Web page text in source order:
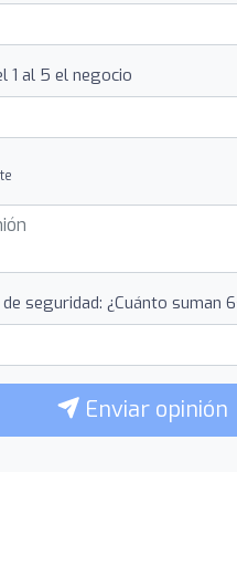
1 al 5 el negocio
seguridad: ¿Cuánto suman
Enviar opinión